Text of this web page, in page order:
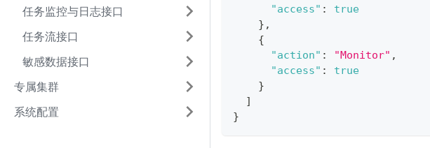
任务监控与日志接口
任务流接口
敏感数据接口
专属集群
系统配置
"access" :
true
} ,
{
"action" : "Monitor" ,
"access" :
true
}
]
}